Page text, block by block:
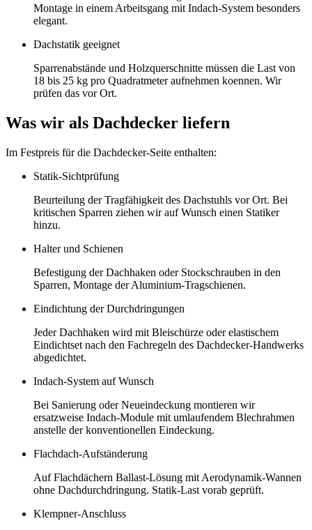
Montage in einem Arbeitsgang mit Indach-System besonders
elegant.
Dachstatik geeignet
Sparrenabstände und Holzquerschnitte müssen die Last von
18 bis 25 kg pro Quadratmeter aufnehmen koennen. Wir
prüfen das vor Ort.
Was wir als Dachdecker liefern
Im Festpreis für die Dachdecker-Seite enthalten:
Statik-Sichtprüfung
Beurteilung der Tragfähigkeit des Dachstuhls vor Ort. Bei
kritischen Sparren ziehen wir auf Wunsch einen Statiker
hinzu.
Halter und Schienen
Befestigung der Dachhaken oder Stockschrauben in den
Sparren, Montage der Aluminium-Tragschienen.
Eindichtung der Durchdringungen
Jeder Dachhaken wird mit Bleischürze oder elastischem
Eindichtset nach den Fachregeln des Dachdecker-Handwerks
abgedichtet.
Indach-System auf Wunsch
Bei Sanierung oder Neueindeckung montieren wir
ersatzweise Indach-Module mit umlaufendem Blechrahmen
anstelle der konventionellen Eindeckung.
Flachdach-Aufständerung
Auf Flachdächern Ballast-Lösung mit Aerodynamik-Wannen
ohne Dachdurchdringung. Statik-Last vorab geprüft.
Klempner-Anschluss